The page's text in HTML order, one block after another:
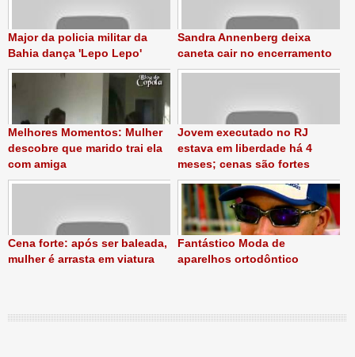
Major da policia militar da
Bahia dança 'Lepo Lepo'
Sandra Annenberg deixa
caneta cair no encerramento
Melhores Momentos: Mulher
descobre que marido trai ela
com amiga
Jovem executado no RJ
estava em liberdade há 4
meses; cenas são fortes
Cena forte: após ser baleada,
mulher é arrasta em viatura
Fantástico Moda de
aparelhos ortodôntico